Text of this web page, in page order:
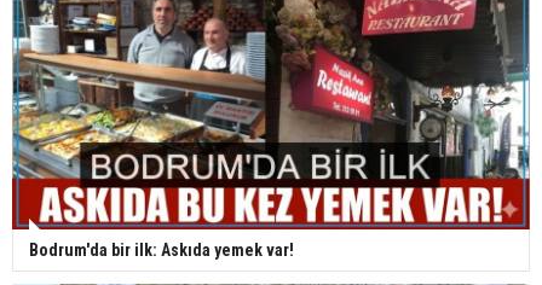
Bodrum'da bir ilk: Askıda yemek var!